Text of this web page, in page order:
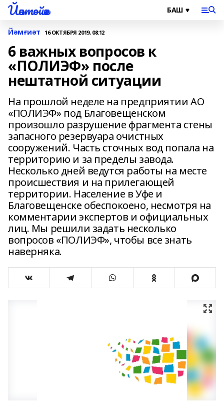
Йәнтөйәк
Йәмғиәт 16 ОКТЯБРЯ 2019, 08:12
6 важных вопросов к
«ПОЛИЭФ» после
нештатной ситуации
На прошлой неделе на предприятии АО
«ПОЛИЭФ» под Благовещенском
произошло разрушение фрагмента стены
запасного резервуара очистных
сооружений. Часть сточных вод попала на
территорию и за пределы завода.
Несколько дней ведутся работы на месте
происшествия и на прилегающей
территории. Население в Уфе и
Благовещенске обеспокоено, несмотря на
комментарии экспертов и официальных
лиц. Мы решили задать несколько
вопросов «ПОЛИЭФ», чтобы все знать
наверняка.